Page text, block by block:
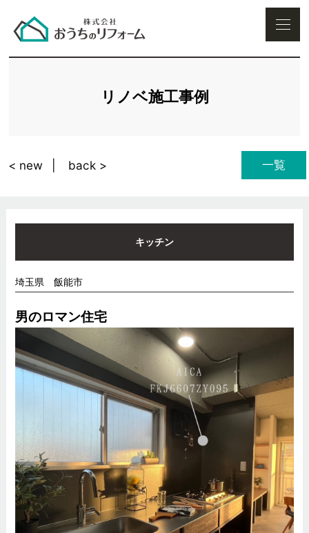
リノベ施工事例
一覧
< new back >
キッチン
埼玉県 飯能市
男のロマン住宅